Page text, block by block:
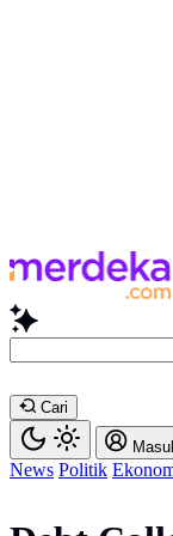
Cari
News Politik